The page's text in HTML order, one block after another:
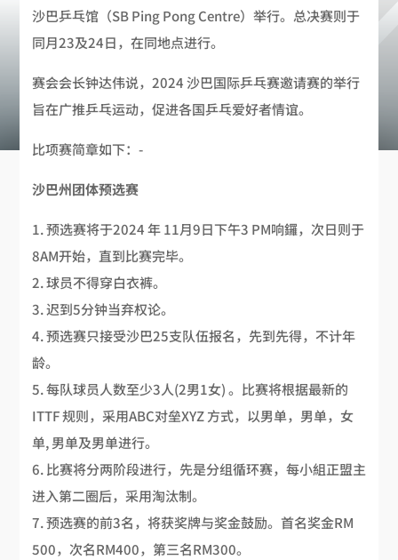
沙巴乒乓馆（SB Ping Pong Centre）举行。总决赛则于
同月23及24日，在同地点进行。
赛会会长钟达伟说，2024 沙巴国际乒乓赛邀请赛的举行
旨在广推乒乓运动，促进各国乒乓爱好者情谊。
比项赛简章如下：-
沙巴州团体预选赛
预选赛将于2024 年 11月9日下午3 PM响鑼，次日则于
8AM开始，直到比赛完毕。
球员不得穿白衣裤。
迟到5分钟当弃权论。
预选赛只接受沙巴25支队伍报名，先到先得，不计年
龄。
每队球员人数至少3人(2男1女) 。比赛将根据最新的
ITTF 规则，采用ABC对垒XYZ 方式，以男单，男单，女
单, 男单及男单进行。
比赛将分两阶段进行，先是分组循环赛，每小組正盟主
进入第二圈后，采用淘汰制。
预选赛的前3名，将获奖牌与奖金鼓励。首名奖金RM
500，次名RM400，第三名RM300。